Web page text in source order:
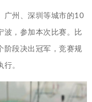
广州、深圳等城市的10
波，参加本次比赛。比
阶段决出冠军，竞赛规
。